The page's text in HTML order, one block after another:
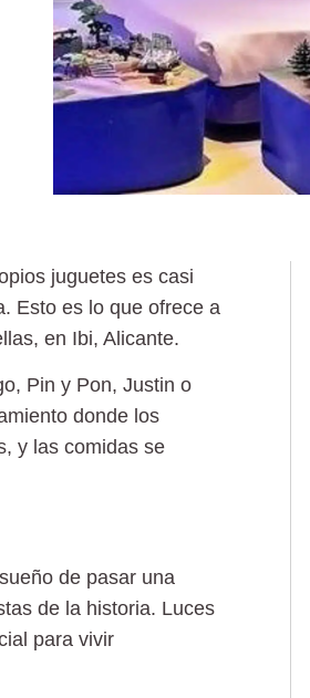
juguetes es casi
Esto es lo que ofrece a
en Ibi, Alicante.
Pin y Pon, Justin o
donde los
y las comidas se
de pasar una
de la historia. Luces
para vivir